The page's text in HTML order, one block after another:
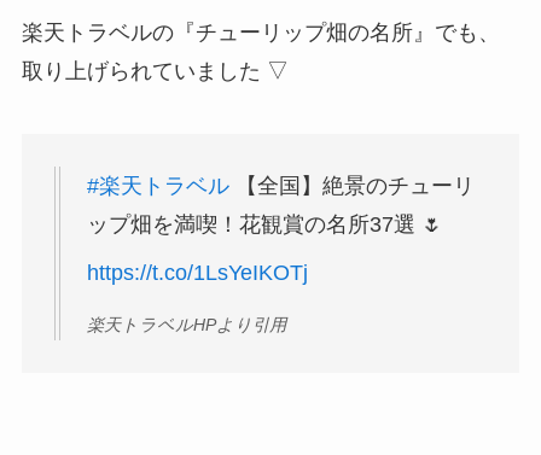
楽天トラベルの『チューリップ畑の名所』でも、
取り上げられていました ▽
#楽天トラベル【全国】絶景のチューリ
ップ畑を満喫！花観賞の名所37選 🌷
https://t.co/1LsYeIKOTj
楽天トラベルHPより引用